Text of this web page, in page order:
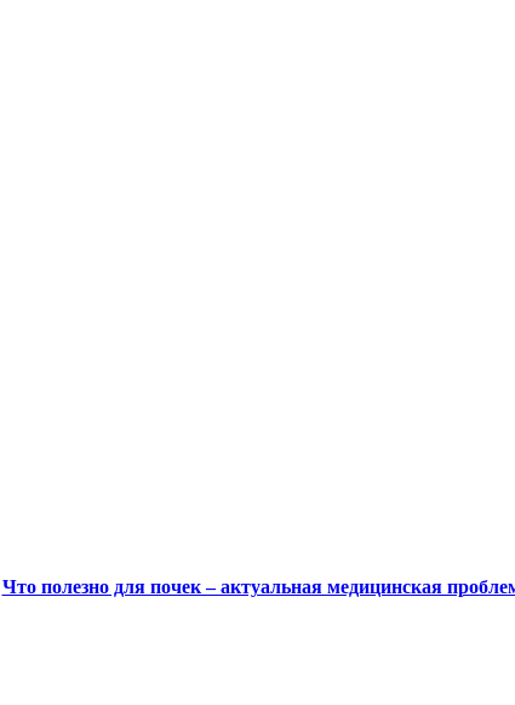
Что полезно для почек – актуальная медицинская